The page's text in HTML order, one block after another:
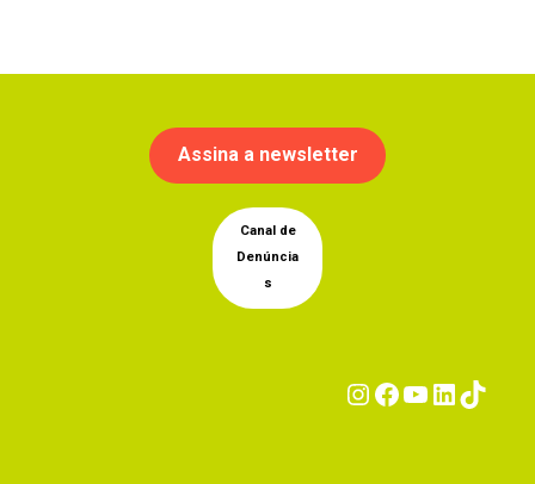
Assina a newsletter
Canal de
Denúncia
s
Instagram
Facebook